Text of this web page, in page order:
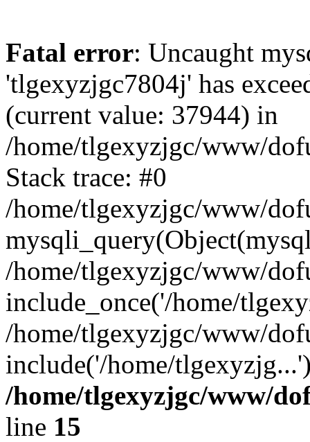
Fatal error: Uncaught
'tlgexyzjgc7804j' has
(current value: 37944) in
/home/tlgexyzjgc/www/
Stack trace: #0
/home/tlgexyzjgc/www/
/home/tlgexyzjgc/www/
include_once('/home/
/home/tlgexyzjgc/www/
include('/home/
/home/tlgexyzjgc/www/
line 15